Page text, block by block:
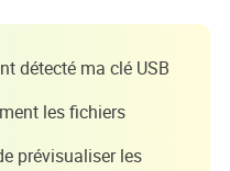
détecté ma clé USB
les fichiers
prévisualiser les